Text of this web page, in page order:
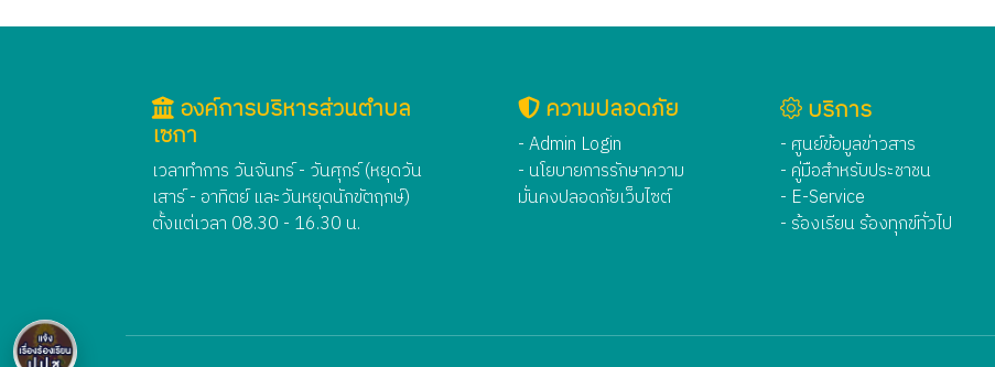
องค์การบริหารส่วนตำบล
เซกา
เวลาทำการ วันจันทร์ - วันศุกร์ (หยุดวัน
เสาร์ - อาทิตย์ และวันหยุดนักขัตฤกษ์)
ตั้งแต่เวลา 08.30 - 16.30 น.
ความปลอดภัย
- Admin Login
- นโยบายการรักษาความ
มั่นคงปลอดภัยเว็บไซต์
บริการ
- ศูนย์ข้อมูลข่าวสาร
- คู่มือสำหรับประชาชน
- E-Service
- ร้องเรียน ร้องทุกข์ทั่วไป